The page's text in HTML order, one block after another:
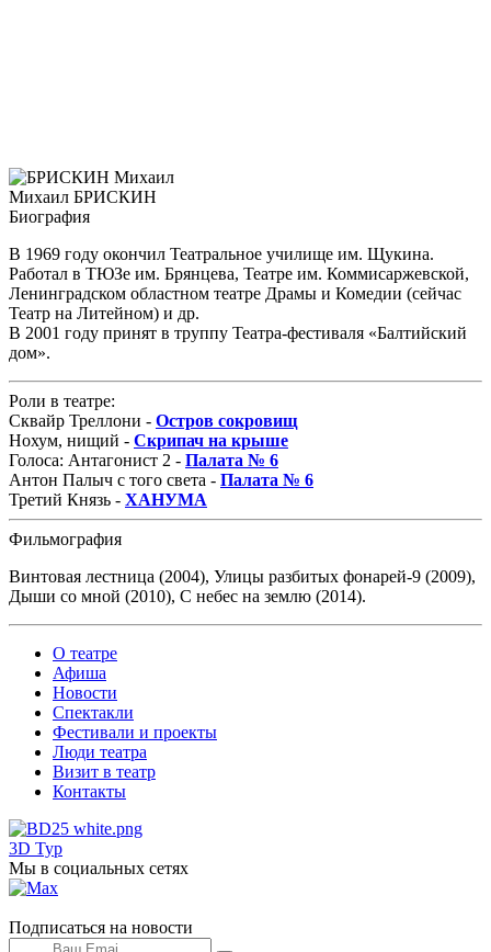
Михаил БРИСКИН
Биография
В 1969 году окончил Театральное училище им. Щукина.
Работал в ТЮЗе им. Брянцева, Театре им. Коммисаржевской,
Ленинградском областном театре Драмы и Комедии (сейчас
Театр на Литейном) и др.
В 2001 году принят в труппу Театра-фестиваля «Балтийский
дом».
Роли в театре:
Сквайр Треллони - Остров сокровищ
Нохум, нищий - Скрипач на крыше
Голоса: Антагонист 2 - Палата № 6
Антон Палыч с того света - Палата № 6
Третий Князь - ХАНУМА
Фильмография
Винтовая лестница (2004), Улицы разбитых фонарей-9 (2009),
Дыши со мной (2010), С небес на землю (2014).
О театре
Афиша
Новости
Спектакли
Фестивали и проекты
Люди театра
Визит в театр
Контакты
3D Тур
Мы в социальных сетях
Подписаться на новости